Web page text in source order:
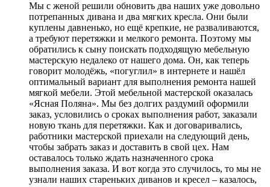
Мы с женой решили обновить два наших уже довольно
потрепанных дивана и два мягких кресла. Они были
куплены давненько, но ещё крепкие, не разваливаются,
а требуют перетяжки и мелкого ремонта. Поэтому мы
обратились к сыну поискать подходящую мебельную
мастерскую недалеко от нашего дома. Он, как теперь
говорит молодёжь, «погуглил» в интернете и нашёл
оптимальный вариант для выполнения ремонта нашей
мягкой мебели. Этой мебельной мастерской оказалась
«Ясная Поляна». Мы без долгих раздумий оформили
заказ, условились о сроках выполнения работ, заказали
новую ткань для перетяжки. Как и договаривались,
работники мастерской приехали на следующий день,
чтобы забрать заказ и доставить в свой цех. Нам
оставалось только ждать назначенного срока
выполнения заказа. И вот когда это случилось, то мы не
узнали наших стареньких диванов и кресел – казалось,